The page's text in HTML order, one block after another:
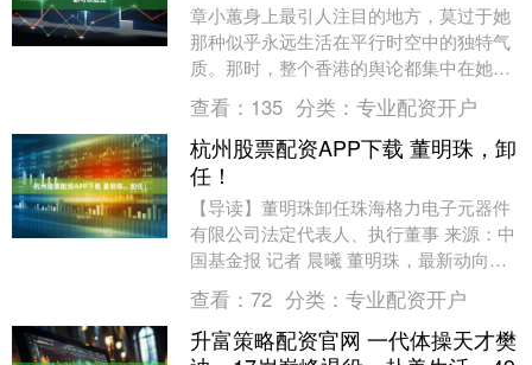
章小蕙身上最引人注目的地方，莫过于她
那种似乎永远生活在平行时空中的独特气
质。那时，整个香港的舆论都集中在她如
何败光钟镇涛家产的议题上，几乎没人留
意到，在那个风口....
查看： 135 分类： 专业配资开户
杭州股票配资APP下载 董明珠，卸
任！
【导读】董明珠卸任珠海格力电子元器件
有限公司法定代表人、执行董事 来源：中
国基金报 记者 晨曦 董明珠，最新动向来
了！ 天眼查信息显示，近日珠海格力电子
元器件有....
查看： 72 分类： 专业配资开户
升富策略配资官网 一代体操天才樊